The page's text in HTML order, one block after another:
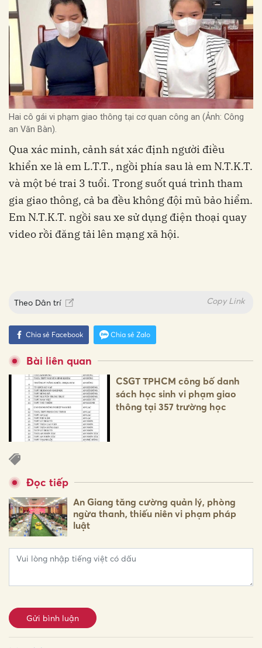
Hai cô gái vi phạm giao thông tại cơ quan công an (Ảnh: Công
an Văn Bàn).
Qua xác minh, cảnh sát xác định người điều
khiển xe là em L.T.T., ngồi phía sau là em N.T.K.T.
và một bé trai 3 tuổi. Trong suốt quá trình tham
gia giao thông, cả ba đều không đội mũ bảo hiểm.
Em N.T.K.T. ngồi sau xe sử dụng điện thoại quay
video rồi đăng tải lên mạng xã hội.
Theo Dân trí Copy Link
Chia sẻ Facebook Chia sẻ Zalo
Bài liên quan
CSGT TPHCM công bố danh
sách học sinh vi phạm giao
thông tại 357 trường học
Đọc tiếp
An Giang tăng cường quản lý, phòng
ngừa thanh, thiếu niên vi phạm pháp
luật
Gửi bình luận